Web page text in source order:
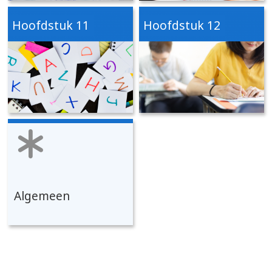
Hoofdstuk 11 Hoofdstuk 12
Algemeen